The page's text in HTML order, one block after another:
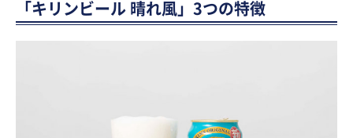
「キリンビール 晴れ風」3つの特徴